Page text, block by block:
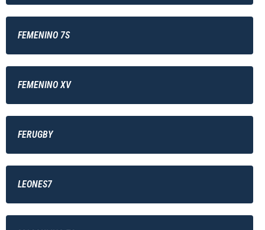
FEMENINO 7S
FEMENINO XV
FERUGBY
LEONES7